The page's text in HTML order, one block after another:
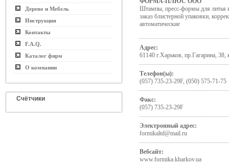
Дерево и Мебель
Инструкция
Контакты
F.A.Q.
Каталог фирм
О компании
Счётчики
Штампы, пресс-формы для литья
заказ блистерной упаковки,
автоматические
Адрес:
61140 г.Харьков, пр.Гагарина, 38,
Телефон(ы):
(057) 735-23-29F, (050) 575-71-75
Факс:
(057) 735-23-29F
Электронный адрес:
formikaltd@mail.ru
Вебсайт:
www.formika.kharkov.ua